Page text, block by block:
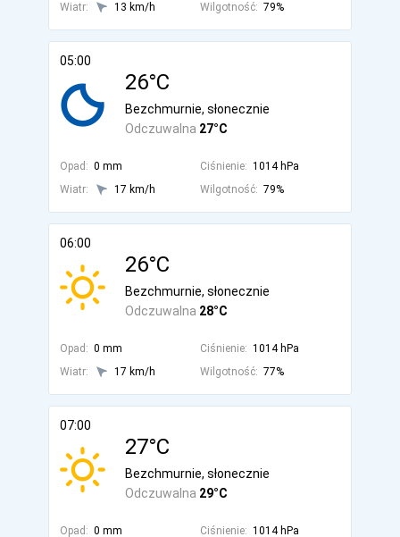
Wiatr:
13 km/h Wilgotność: 79%
05:00
26°C
Odczuwalna 27°C
Bezchmurnie, słonecznie
Opad: 0 mm Ciśnienie: 1014 hPa
Wiatr:
17 km/h Wilgotność: 79%
06:00
26°C
Odczuwalna 28°C
Bezchmurnie, słonecznie
Opad: 0 mm Ciśnienie: 1014 hPa
Wiatr:
17 km/h Wilgotność: 77%
07:00
27°C
Odczuwalna 29°C
Bezchmurnie, słonecznie
Opad: 0 mm Ciśnienie: 1014 hPa